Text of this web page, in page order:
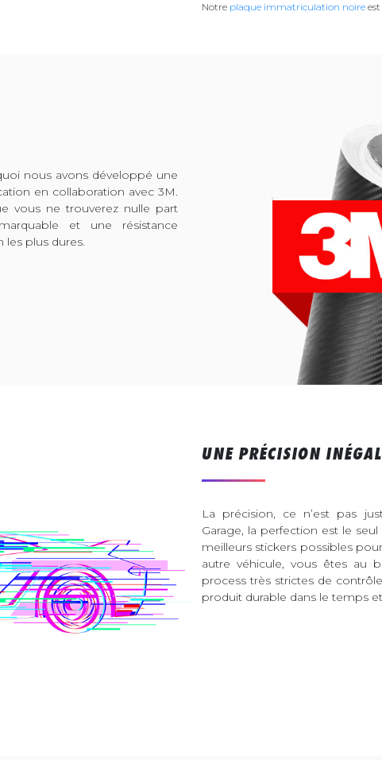
Notre plaque immatriculation noire
nous avons développé une
en collaboration avec 3M.
vous ne trouverez nulle part
et une résistance
les plus dures.
UNE PRÉCISION
La précision, ce n’est pas
Garage, la perfection est le
meilleurs stickers possibles
autre véhicule, vous êtes au
process très strictes de
produit durable dans le temps